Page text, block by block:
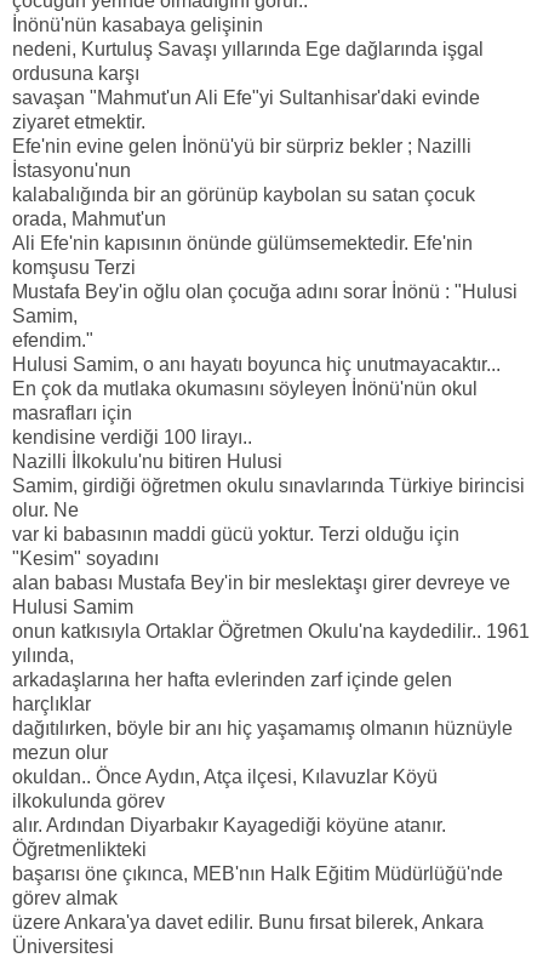
İnönü'nün kasabaya gelişinin
nedeni, Kurtuluş Savaşı yıllarında Ege dağlarında işgal
ordusuna karşı
savaşan "Mahmut'un Ali Efe"yi Sultanhisar'daki evinde
ziyaret etmektir.
Efe'nin evine gelen İnönü'yü bir sürpriz bekler ; Nazilli
İstasyonu'nun
kalabalığında bir an görünüp kaybolan su satan çocuk
orada, Mahmut'un
Ali Efe'nin kapısının önünde gülümsemektedir. Efe'nin
komşusu Terzi
Mustafa Bey'in oğlu olan çocuğa adını sorar İnönü : "Hulusi
Samim,
efendim."
Hulusi Samim, o anı hayatı boyunca hiç unutmayacaktır...
En çok da mutlaka okumasını söyleyen İnönü'nün okul
masrafları için
kendisine verdiği 100 lirayı..
Nazilli İlkokulu'nu bitiren Hulusi
Samim, girdiği öğretmen okulu sınavlarında Türkiye birincisi
olur. Ne
var ki babasının maddi gücü yoktur. Terzi olduğu için
"Kesim" soyadını
alan babası Mustafa Bey'in bir meslektaşı girer devreye ve
Hulusi Samim
onun katkısıyla Ortaklar Öğretmen Okulu'na kaydedilir.. 1961
yılında,
arkadaşlarına her hafta evlerinden zarf içinde gelen
harçlıklar
dağıtılırken, böyle bir anı hiç yaşamamış olmanın hüznüyle
mezun olur
okuldan.. Önce Aydın, Atça ilçesi, Kılavuzlar Köyü
ilkokulunda görev
alır. Ardından Diyarbakır Kayagediği köyüne atanır.
Öğretmenlikteki
başarısı öne çıkınca, MEB'nın Halk Eğitim Müdürlüğü'nde
görev almak
üzere Ankara'ya davet edilir. Bunu fırsat bilerek, Ankara
Üniversitesi